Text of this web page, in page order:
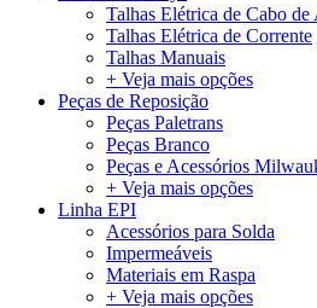
Talhas Elétrica de Cabo de
Talhas Elétrica de Corrente
Talhas Manuais
+ Veja mais opções
Peças de Reposição
Peças Paletrans
Peças Branco
Peças e Acessórios
+ Veja mais opções
Linha EPI
Acessórios para Solda
Impermeáveis
Materiais em Raspa
+ Veja mais opções